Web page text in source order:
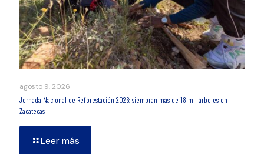
agosto 9, 2026
Jornada Nacional de Reforestación 2026; siembran más de 18 mil árboles en
Zacatecas
Leer más